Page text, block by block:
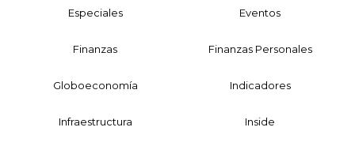
Especiales Eventos
Finanzas Finanzas Personales
Globoeconomía Indicadores
Infraestructura Inside